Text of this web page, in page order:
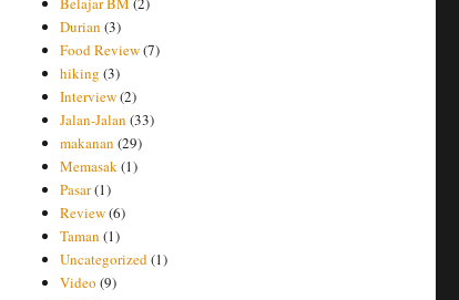
Durian (3)
Food Review(7)
hiking (3)
Interview(2)
Jalan-Jalan (33)
makanan (29)
Memasak(1)
Pasar(1)
Review(6)
Taman (1)
Uncategorized(1)
Video (9)